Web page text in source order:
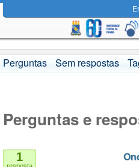
Perguntas Sem respostas
Perguntas e
1